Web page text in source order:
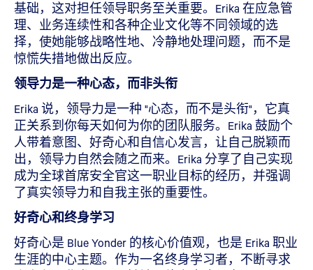
基础，这对担任领导职务至关重要。Erika 在应急管
理、业务连续性和各种企业文化等不同领域的选
择，使她能够战略性地、冷静地处理问题，而不是
惊慌失措地做出反应。
领导力是一种心态，而非头衔
Erika 说，领导力是一种 "心态，而不是头衔"，它真
正关系到你每天如何为你的团队服务。Erika 鼓励个
人带着意图、好奇心和自信心发言，让自己脱颖而
出，领导力自然会随之而来。Erika 分享了自己实现
成为全球首席安全官这一职业目标的经历，并强调
了真实领导力和自我主张的重要性。
好奇心和终身学习
好奇心是 Blue Yonder 的核心价值观，也是 Erika 职业
生涯的中心主题。作为一名终身学习者，不断寻求